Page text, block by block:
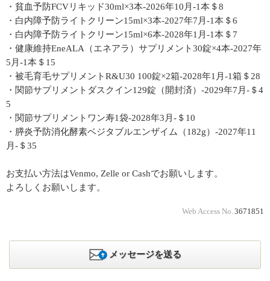
・貧血予防FCVリキッド30ml×3本-2026年10月-1本＄8
・白内障予防ライトクリーン15ml×3本-2027年7月-1本＄6
・白内障予防ライトクリーン15ml×6本-2028年1月-1本＄7
・健康維持EneALA（エネアラ）サプリメント30錠×4本-2027年
5月-1本＄15
・被毛育毛サプリメントR&U30 100錠×2箱-2028年1月-1箱＄28
・関節サプリメントダスクイン129錠（開封済）-2029年7月-＄4
5
・関節サプリメントワン寿1袋-2028年3月-＄10
・膵炎予防消化酵素ベジタブルエンザイム（182g）-2027年11
月-＄35
お支払い方法はVenmo, Zelle or Cashでお願いします。
よろしくお願いします。
Web Access No. 3671851
メッセージを送る